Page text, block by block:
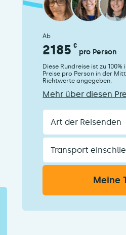
Ab
2185 €
pro Person
Diese Rundreise ist zu
Preise pro Person in der
Richtwerte angegeben.
Mehr über diesen
Art
der
Transport
einschließen